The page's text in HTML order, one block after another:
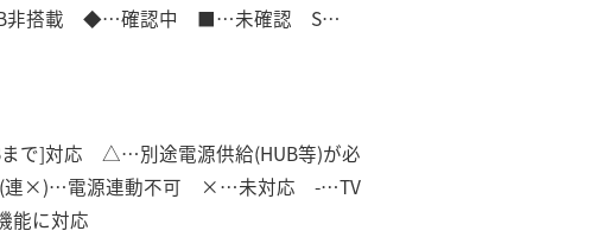
非搭載 ◆…確認中 ■…未確認 S…
]対応 △…別途電源供給(HUB等)が必
(連×)…電源連動不可 ×…未対応 -…TV
に対応